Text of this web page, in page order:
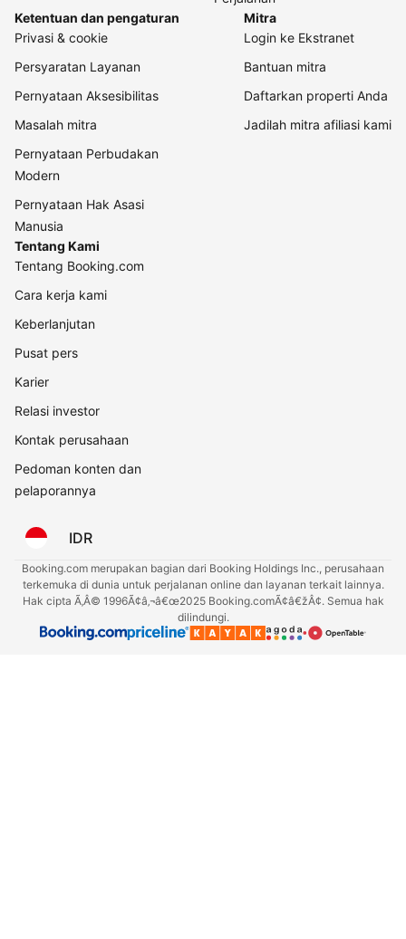
Ketentuan dan pengaturan
Privasi & cookie
Persyaratan Layanan
Pernyataan Aksesibilitas
Masalah mitra
Pernyataan Perbudakan
Modern
Pernyataan Hak Asasi
Manusia
Mitra
Login ke Ekstranet
Bantuan mitra
Daftarkan properti Anda
Jadilah mitra afiliasi kami
Tentang Kami
Tentang Booking.com
Cara kerja kami
Keberlanjutan
Pusat pers
Karier
Relasi investor
Kontak perusahaan
Pedoman konten dan
pelaporannya
IDR
Booking.com merupakan bagian dari Booking Holdings Inc., perusahaan
terkemuka di dunia untuk perjalanan online dan layanan terkait lainnya.
Hak cipta Ã‚Â© 1996Ã¢â‚¬â€œ2025 Booking.comÃ¢â€žÂ¢. Semua hak
dilindungi.